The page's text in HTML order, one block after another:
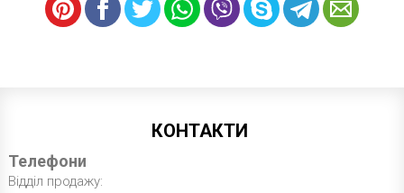
КОНТАКТИ
Телефони
Відділ продажу: